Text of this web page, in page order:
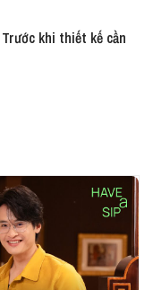
khi thiết kế cần